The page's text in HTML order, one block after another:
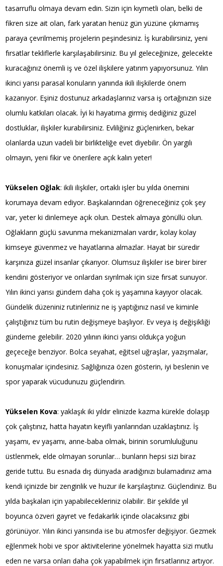
tasarruflu olmaya devam edin. Sizin için kıymetli olan, belki de
fikren size ait olan, fark yaratan henüz gün yüzüne çıkmamış
paraya çevrilmemiş projelerin peşindesiniz. İş kurabilirsiniz, yeni
fırsatlar tekliflerle karşılaşabilirsiniz. Bu yıl geleceğinize, gelecekte
kuracağınız önemli iş ve özel ilişkilere yatırım yapıyorsunuz. Yılın
ikinci yarısı parasal konuların yanında ikili ilişkilerde önem
kazanıyor. Eşiniz dostunuz arkadaşlarınız varsa iş ortağınızın size
olumlu katkıları olacak. İyi ki hayatıma girmiş dediğiniz güzel
dostluklar, ilişkiler kurabilirsiniz. Evliliğiniz güçlenirken, bekar
olanlarda uzun vadeli bir birlikteliğe evet diyebilir. Ön yargılı
olmayın, yeni fikir ve önerilere açık kalın yeter!
Yükselen Oğlak: ikili ilişkiler, ortaklı işler bu yılda önemini
korumaya devam ediyor. Başkalarından öğreneceğiniz çok şey
var, yeter ki dinlemeye açık olun. Destek almaya gönüllü olun.
Oğlakların güçlü savunma mekanizmaları vardır, kolay kolay
kimseye güvenmez ve hayatlarına almazlar. Hayat bir süredir
karşınıza güzel insanlar çıkarıyor. Olumsuz ilişkiler ise birer birer
kendini gösteriyor ve onlardan sıyrılmak için size fırsat sunuyor.
Yılın ikinci yarısı gündem daha çok iş yaşamına kayıyor olacak.
Gündelik düzeniniz rutinleriniz ne iş yaptığınız nasıl ve kiminle
çalıştığınız tüm bu rutin değişmeye başlıyor. Ev veya iş değişikliği
gündeme gelebilir. 2020 yılının ikinci yarısı oldukça yoğun
geçeceğe benziyor. Bolca seyahat, eğitsel uğraşlar, yazışmalar,
konuşmalar içindesiniz. Sağlığınıza özen gösterin, iyi beslenin ve
spor yaparak vücudunuzu güçlendirin.
Yükselen Kova: yaklaşık iki yıldır elinizde kazma kürekle dolaşıp
çok çalıştınız, hatta hayatın keyifli yanlarından uzaklaştınız. İş
yaşamı, ev yaşamı, anne-baba olmak, birinin sorumluluğunu
üstlenmek, elde olmayan sorunlar… bunların hepsi sizi biraz
geride tuttu. Bu esnada dış dünyada aradığınızı bulamadınız ama
kendi içinizde bir zenginlik ve huzur ile karşılaştınız. Güçlendiniz. Bu
yılda başkaları için yapabilecekleriniz olabilir. Bir şekilde yıl
boyunca özveri gayret ve fedakarlık içinde olacaksınız gibi
görünüyor. Yılın ikinci yarısında ise bu atmosfer değişiyor. Gezmek
eğlenmek hobi ve spor aktivitelerine yönelmek hayatta sizi mutlu
eden ne varsa onları daha çok yapabilmek için fırsatlarınız artıyor.